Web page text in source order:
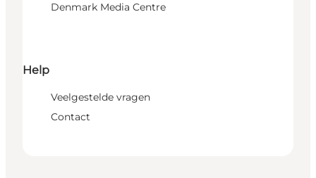
Denmark Media Centre
Help
Veelgestelde vragen
Contact